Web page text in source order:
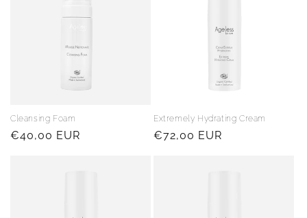
Cleansing Foam
Regular
€40,00 EUR
Extremely Hydrating Cream
Regular
€72,00 EUR